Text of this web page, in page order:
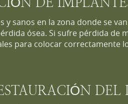
sanos en la zona donde se
ósea. Si sufre pérdida de
para colocar correctamente